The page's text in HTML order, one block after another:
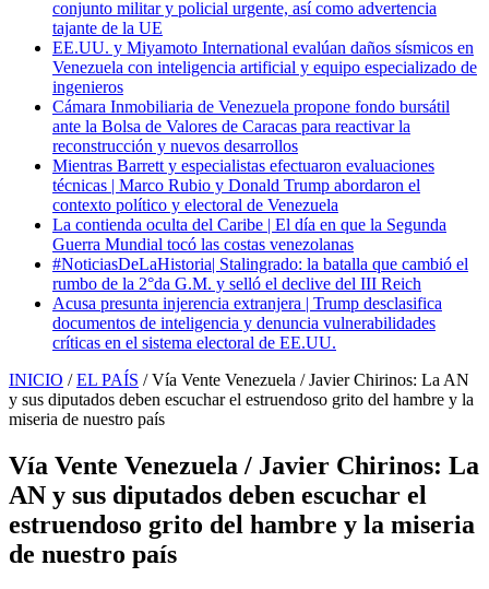
conjunto militar y policial urgente, así como advertencia
tajante de la UE
EE.UU. y Miyamoto International evalúan daños sísmicos en
Venezuela con inteligencia artificial y equipo especializado de
ingenieros
Cámara Inmobiliaria de Venezuela propone fondo bursátil
ante la Bolsa de Valores de Caracas para reactivar la
reconstrucción y nuevos desarrollos
Mientras Barrett y especialistas efectuaron evaluaciones
técnicas | Marco Rubio y Donald Trump abordaron el
contexto político y electoral de Venezuela
La contienda oculta del Caribe | El día en que la Segunda
Guerra Mundial tocó las costas venezolanas
#NoticiasDeLaHistoria| Stalingrado: la batalla que cambió el
rumbo de la 2°da G.M. y selló el declive del III Reich
Acusa presunta injerencia extranjera | Trump desclasifica
documentos de inteligencia y denuncia vulnerabilidades
críticas en el sistema electoral de EE.UU.
INICIO / EL PAÍS / Vía Vente Venezuela / Javier Chirinos: La AN
y sus diputados deben escuchar el estruendoso grito del hambre y la
miseria de nuestro país
Vía Vente Venezuela / Javier Chirinos: La
AN y sus diputados deben escuchar el
estruendoso grito del hambre y la miseria
de nuestro país